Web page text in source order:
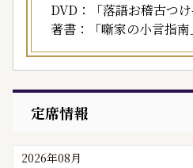
DVD：「落語お稽古つけ
著書：「噺家の小言指
定席情報
2026年08月